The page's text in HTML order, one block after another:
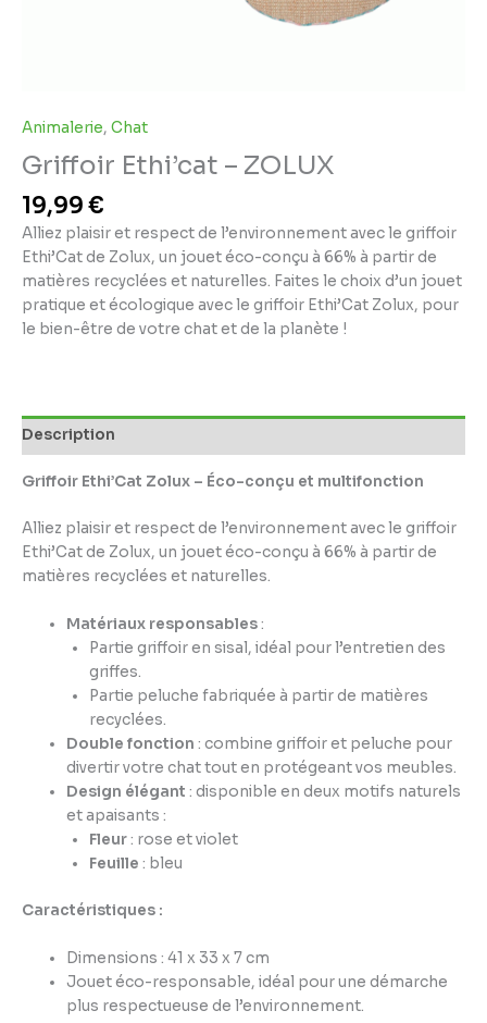
Animalerie, Chat
Griffoir Ethi’cat – ZOLUX
19,99€
Alliez plaisir et respect de l’environnement avec le griffoir
Ethi’Cat de Zolux, un jouet éco-conçu à 66% à partir de
matières recyclées et naturelles. Faites le choix d’un jouet
pratique et écologique avec le griffoir Ethi’Cat Zolux, pour
le bien-être de votre chat et de la planète !
Description
Griffoir Ethi’Cat Zolux – Éco-conçu et multifonction
Alliez plaisir et respect de l’environnement avec le griffoir
Ethi’Cat de Zolux, un jouet éco-conçu à 66% à partir de
matières recyclées et naturelles.
Matériaux responsables:
Partie griffoir en sisal, idéal pour l’entretien des
griffes.
Partie peluche fabriquée à partir de matières
recyclées.
Double fonction : combine griffoir et peluche pour
divertir votre chat tout en protégeant vos meubles.
Design élégant : disponible en deux motifs naturels
et apaisants :
Fleur: rose et violet
Feuille : bleu
Caractéristiques :
Dimensions : 41 x 33 x 7 cm
Jouet éco-responsable, idéal pour une démarche
plus respectueuse de l’environnement.